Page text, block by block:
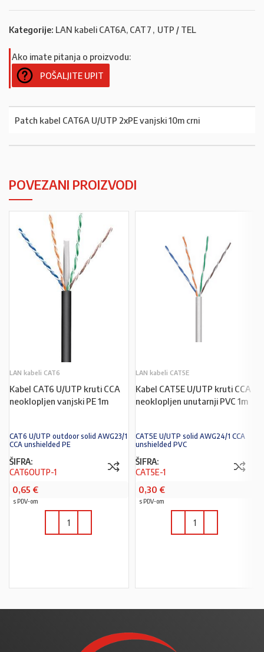
Kategorije: LAN kabeli CAT6A, CAT7 , UTP / TEL
Ako imate pitanja o proizvodu:
POŠALJITE UPIT
Patch kabel CAT6A U/UTP 2xPE vanjski 10m crni
POVEZANI PROIZVODI
LAN kabeli CAT6
Kabel CAT6 U/UTP kruti CCA
neoklopljen vanjski PE 1m
CAT6 U/UTP outdoor solid AWG23/1
CCA unshielded PE
ŠIFRA:
CAT6OUTP-1
0,65 €
s PDV-om
LAN kabeli CAT5E
Kabel CAT5E U/UTP kruti CCA
neoklopljen unutarnji PVC 1m
CAT5E U/UTP solid AWG24/1 CCA
unshielded PVC
ŠIFRA:
CAT5E-1
0,30 €
s PDV-om